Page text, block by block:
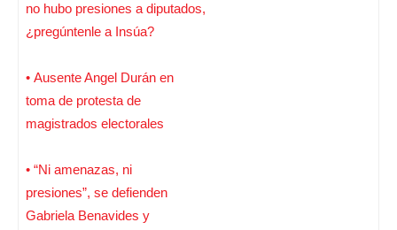
no hubo presiones a diputados,
¿pregúntenle a Insúa?
• Ausente Angel Durán en
toma de protesta de
magistrados electorales
• “Ni amenazas, ni
presiones”, se defienden
Gabriela Benavides y